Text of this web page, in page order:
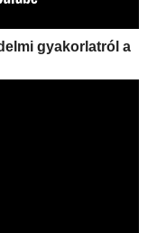
gyakorlatról a